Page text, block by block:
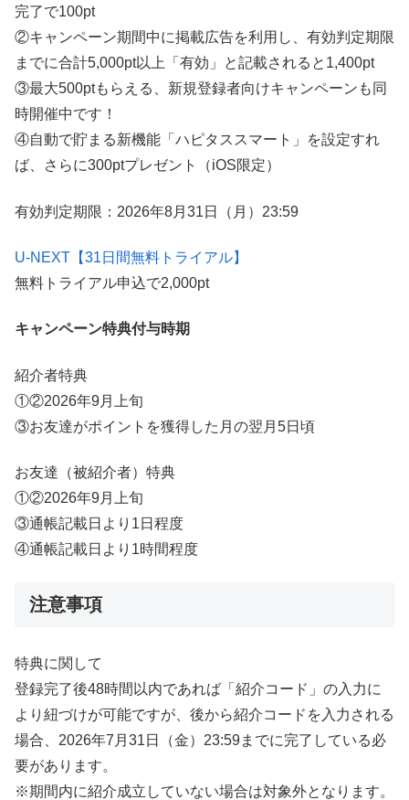
完了で100pt
②キャンペーン期間中に掲載広告を利用し、有効判定期限
までに合計5,000pt以上「有効」と記載されると1,400pt
③最大500ptもらえる、新規登録者向けキャンペーンも同
時開催中です！
④自動で貯まる新機能「ハピタススマート」を設定すれ
ば、さらに300ptプレゼント（iOS限定）
有効判定期限：2026年8月31日（月）23:59
U-NEXT【31日間無料トライアル】
無料トライアル申込で2,000pt
キャンペーン特典付与時期
紹介者特典
①②2026年9月上旬
③お友達がポイントを獲得した月の翌月5日頃
お友達（被紹介者）特典
①②2026年9月上旬
③通帳記載日より1日程度
④通帳記載日より1時間程度
注意事項
特典に関して
登録完了後48時間以内であれば「紹介コード」の入力に
より紐づけが可能ですが、後から紹介コードを入力される
場合、2026年7月31日（金）23:59までに完了している必
要があります。
※期間内に紹介成立していない場合は対象外となります。